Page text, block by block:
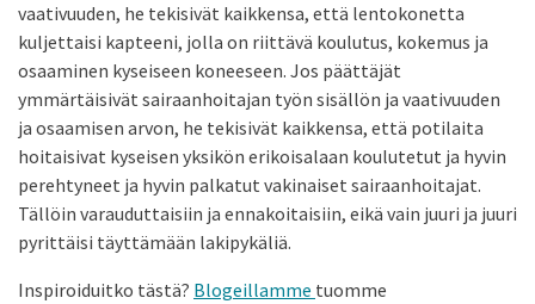
vaativuuden, he tekisivät kaikkensa, että lentokonetta
kuljettaisi kapteeni, jolla on riittävä koulutus, kokemus ja
osaaminen kyseiseen koneeseen. Jos päättäjät
ymmärtäisivät sairaanhoitajan työn sisällön ja vaativuuden
ja osaamisen arvon, he tekisivät kaikkensa, että potilaita
hoitaisivat kyseisen yksikön erikoisalaan koulutetut ja hyvin
perehtyneet ja hyvin palkatut vakinaiset sairaanhoitajat.
Tällöin varauduttaisiin ja ennakoitaisiin, eikä vain juuri ja juuri
pyrittäisi täyttämään lakipykäliä.
Inspiroiduitko tästä? Blogeillamme tuomme